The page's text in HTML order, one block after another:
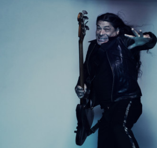
Pressefotos Kirk Hammett (2023)